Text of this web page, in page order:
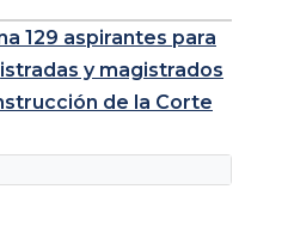
129 aspirantes para
y magistrados
de la Corte